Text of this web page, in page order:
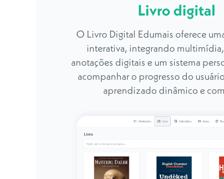
Livro digital
O Livro Digital Edumais oferece
interativa, integrando
anotações digitais e um sistema
acompanhar o progresso do
aprendizado dinâmico e